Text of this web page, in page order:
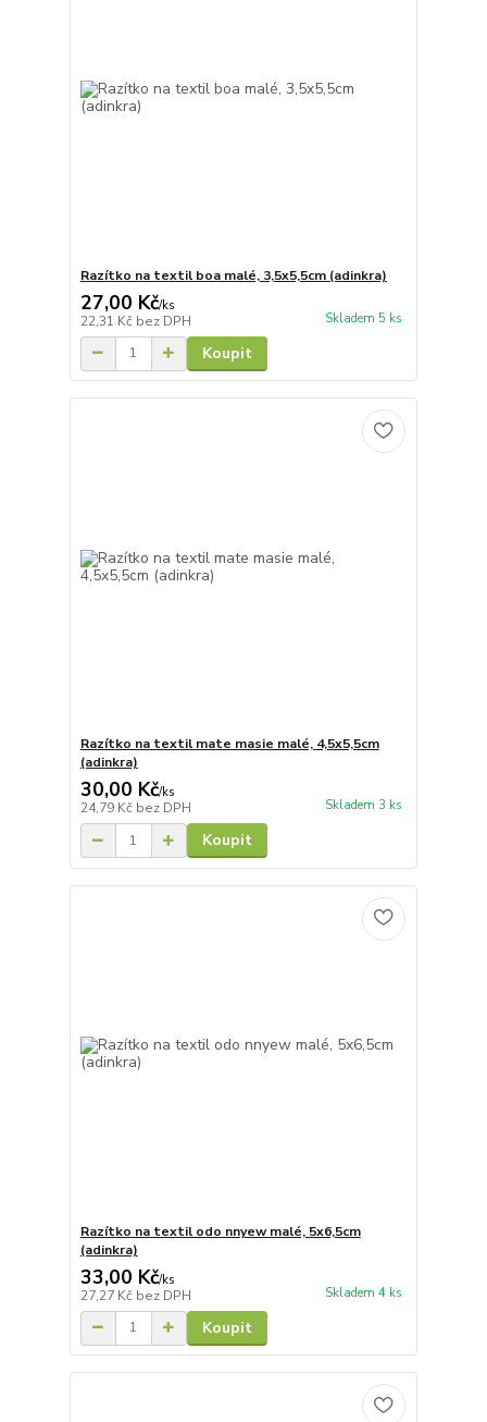
Razítko na textil boa malé, 3,5x5,5cm (adinkra)
27,00 Kč/ks
22,31 Kč bez DPH Skladem 5 ks
Koupit
Razítko na textil mate masie malé, 4,5x5,5cm
(adinkra)
30,00 Kč/ks
24,79 Kč bez DPH Skladem 3 ks
Koupit
Razítko na textil odo nnyew malé, 5x6,5cm
(adinkra)
33,00 Kč/ks
27,27 Kč bez DPH Skladem 4 ks
Koupit